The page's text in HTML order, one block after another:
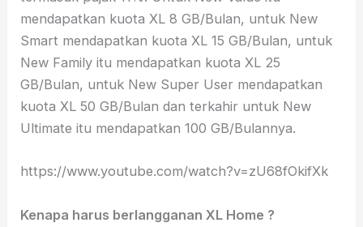
mendapatkan kuota XL 8 GB/Bulan, untuk New
Smart mendapatkan kuota XL 15 GB/Bulan, untuk
New Family itu mendapatkan kuota XL 25
GB/Bulan, untuk New Super User mendapatkan
kuota XL 50 GB/Bulan dan terkahir untuk New
Ultimate itu mendapatkan 100 GB/Bulannya.
https://www.youtube.com/watch?v=zU68fOkifXk
Kenapa harus berlangganan XL Home ?